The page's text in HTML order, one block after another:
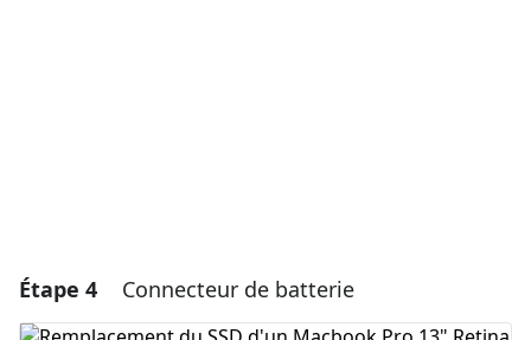
Étape 4 Connecteur de batterie